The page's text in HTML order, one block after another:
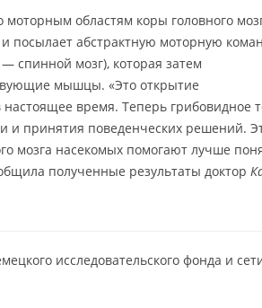
моторным областям коры головного
посылает абстрактную моторную
спинной мозг), которая затем
мышцы. «Это открытие
время. Теперь грибовидное
и принятия поведенческих решений.
мозга насекомых помогают лучше
полученные результаты доктор
исследовательского фонда и